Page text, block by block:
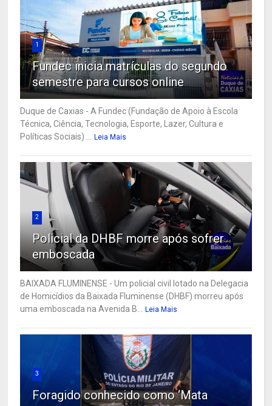
1
Fundec inicia matrículas do segundo
semestre para cursos online
Duque de Caxias - A Fundec (Fundação de Apoio à Escola
Técnica, Ciência, Tecnologia, Esporte, Lazer, Cultura e
Políticas Sociais) ... Leia Mais
2
Policial da DHBF morre após sofrer
emboscada
BAIXADA FLUMINENSE - Um policial civil lotado na Delegacia
de Homicídios da Baixada Fluminense (DHBF) morreu após
uma emboscada na Avenida B... Leia Mais
3
Foragido conhecido como ‘Mata